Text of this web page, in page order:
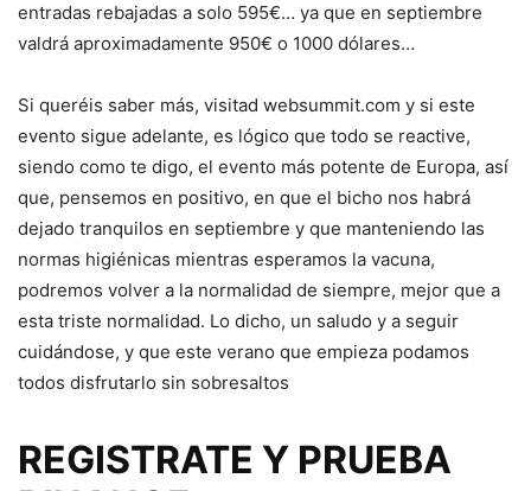
entradas rebajadas a solo 595€… ya que en septiembre
valdrá aproximadamente 950€ o 1000 dólares…
Si queréis saber más, visitad websummit.com y si este
evento sigue adelante, es lógico que todo se reactive,
siendo como te digo, el evento más potente de Europa, así
que, pensemos en positivo, en que el bicho nos habrá
dejado tranquilos en septiembre y que manteniendo las
normas higiénicas mientras esperamos la vacuna,
podremos volver a la normalidad de siempre, mejor que a
esta triste normalidad. Lo dicho, un saludo y a seguir
cuidándose, y que este verano que empieza podamos
todos disfrutarlo sin sobresaltos
REGISTRATE Y PRUEBA